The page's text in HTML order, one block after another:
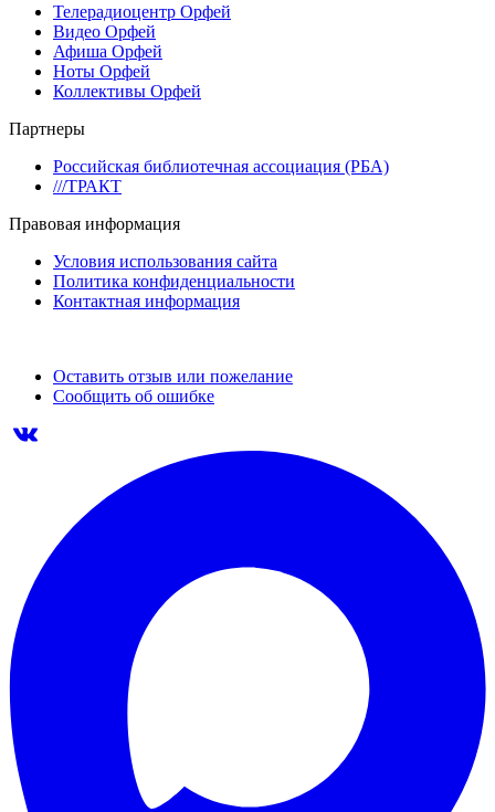
Телерадиоцентр Орфей
Видео Орфей
Афиша Орфей
Ноты Орфей
Коллективы Орфей
Партнеры
Российская библиотечная ассоциация (РБА)
///ТРАКТ
Правовая информация
Условия использования сайта
Политика конфиденциальности
Контактная информация
Оставить отзыв или пожелание
Сообщить об ошибке